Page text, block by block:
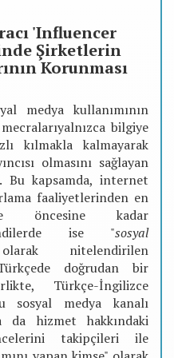
'Influencer
Şirketlerin
Korunması
medya kullanımının
bilgiye
kılmakla kalmayarak
olmasını sağlayan
kapsamda, internet
faaliyetlerinden en
öncesine kadar
ise "sosyal
nitelendirilen
doğrudan bir
Türkçe-İngilizce
sosyal medya kanalı
hizmet hakkındaki
takipçileri ile